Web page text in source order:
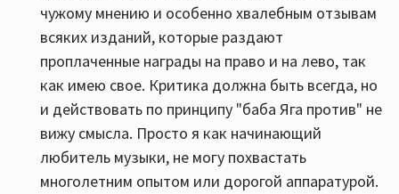
чужому мнению и особенно хвалебным отзывам
всяких изданий, которые раздают
проплаченные награды на право и на лево, так
как имею свое. Критика должна быть всегда, но
и действовать по принципу "баба Яга против" не
вижу смысла. Просто я как начинающий
любитель музыки, не могу похвастать
многолетним опытом или дорогой аппаратурой.